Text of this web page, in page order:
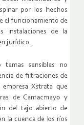
por los hechos
el funcionamiento de
instalaciones de la
jurídico.
temas sensibles no
de filtraciones de
Xstrata que
de Camacmayo y
del tajo abierto de
la cuenca de los ríos